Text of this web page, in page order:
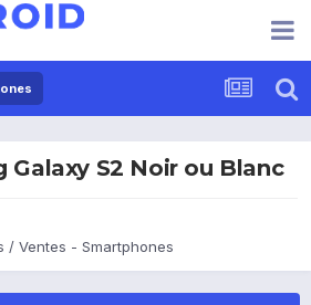
Galaxy S2 Noir ou Blanc
/ Ventes - Smartphones